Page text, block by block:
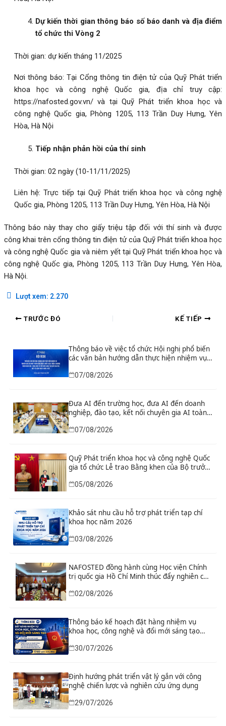
Dự kiến thời gian thông báo số báo danh và địa điểm
tổ chức thi Vòng 2
Thời gian: dự kiến tháng 11/2025
Nơi thông báo: Tại Cổng thông tin điện tử của Quỹ Phát triển
khoa học và công nghệ Quốc gia, địa chỉ truy cập:
https://nafosted.gov.vn/và tại Quỹ Phát triển khoa học và
công nghệ Quốc gia, Phòng 1205, 113 Trần Duy Hưng, Yên
Hòa, Hà Nội
Tiếp nhận phản hồi của thí sinh
Thời gian: 02 ngày (10-11/11/2025)
Liên hệ: Trực tiếp tại Quỹ Phát triển khoa học và công nghệ
Quốc gia, Phòng 1205, 113 Trần Duy Hưng, Yên Hòa, Hà Nội
Thông báo này thay cho giấy triệu tập đối với thí sinh và được
công khai trên cổng thông tin điện tử của Quỹ Phát triển khoa học
và công nghệ Quốc gia và niêm yết tại Quỹ Phát triển khoa học và
công nghệ Quốc gia, Phòng 1205, 113 Trần Duy Hưng, Yên Hòa,
Hà Nội.
Lượt xem: 2.270
TRƯỚC ĐÓ KẾ TIẾP
Thông báo về việc tổ chức Hội nghị phổ biến
các văn bản hướng dẫn thực hiện nhiệm vụ
nghiên cứu và phát triển công nghệ chiến
lược thuộc Chương trình khoa học, công
07/08/2026
Đưa AI đến trường học, đưa AI đến doanh
nghiệp, đào tạo, kết nối chuyên gia AI toàn
cầu
07/08/2026
Quỹ Phát triển khoa học và công nghệ Quốc
gia tổ chức Lễ trao Bằng khen của Bộ trưởng
nhân có thành tích xuất sắc
05/08/2026
Khảo sát nhu cầu hỗ trợ phát triển tạp chí
khoa học năm 2026
03/08/2026
NAFOSTED đồng hành cùng Học viện Chính
trị quốc gia Hồ Chí Minh thúc đẩy nghiên cứu
02/08/2026
Thông báo kế hoạch đặt hàng nhiệm vụ
khoa học, công nghệ và đổi mới sáng tạo
“Nghiên cứu khoa học tổng kết thi hành, đề
xuất sửa đổi, bổ sung toàn diện Hiến pháp
30/07/2026
Định hướng phát triển vật lý gắn với công
nghệ chiến lược và nghiên cứu ứng dụng
29/07/2026